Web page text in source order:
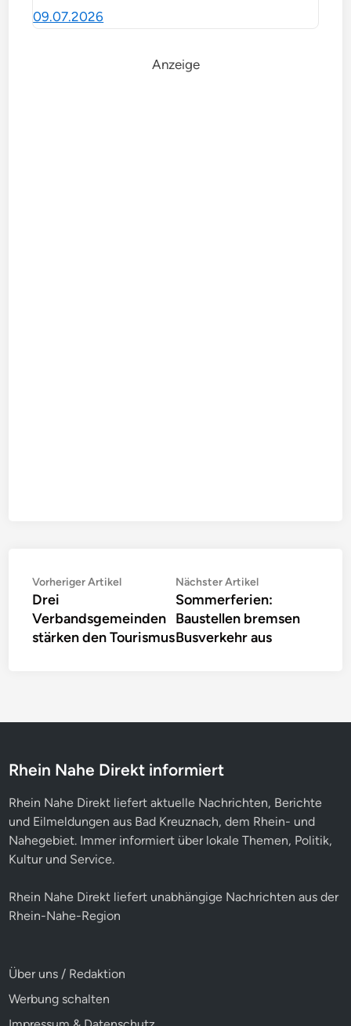
09.07.2026
Anzeige
Beitragsnavigation
Vorheriger ArtikelVorheriger
Drei
Verbandsgemeinden
stärken den Tourismus
Nächster ArtikelNächster
Artikel:
Sommerferien:
Baustellen bremsen
Busverkehr aus
Rhein Nahe Direkt informiert
Rhein Nahe Direkt liefert aktuelle Nachrichten, Berichte
und Eilmeldungen aus Bad Kreuznach, dem Rhein- und
Nahegebiet. Immer informiert über lokale Themen, Politik,
Kultur und Service.
Rhein Nahe Direkt liefert unabhängige Nachrichten aus der
Rhein-Nahe-Region
Über uns / Redaktion
Werbung schalten